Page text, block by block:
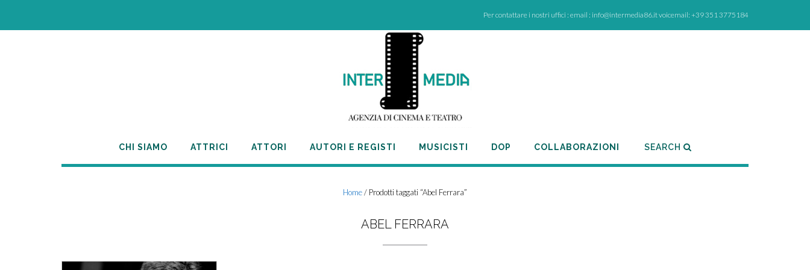
content
Per contattare i nostri uffici : email : info@intermedia86.it voicemail: +39 351 3775184
CHI SIAMO ATTRICI ATTORI AUTORI E REGISTI MUSICISTI DOP COLLABORAZIONI SEARCH
Home/ Prodotti taggati “Abel Ferrara”
ABEL FERRARA